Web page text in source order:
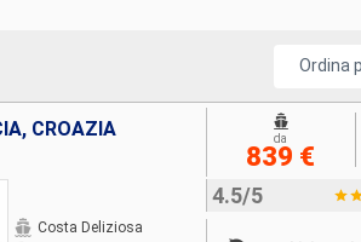
Più che un'esperienza di crociera, è
Ordina
CROAZIA
Costa Deliziosa
4.5/5
da
839 €